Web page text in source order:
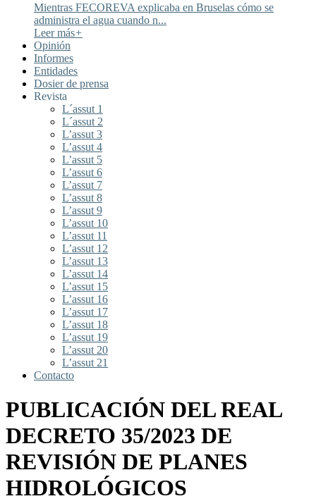
Mientras FECOREVA explicaba en Bruselas cómo se
administra el agua cuando n...
Leer más+
Opinión
Informes
Entidades
Dosier de prensa
Revista
L´assut 1
L´assut 2
L’assut 3
L’assut 4
L’assut 5
L’assut 6
L’assut 7
L’assut 8
L’assut 9
L’assut 10
L’assut 11
L’assut 12
L’assut 13
L’assut 14
L’assut 15
L’assut 16
L’assut 17
L’assut 18
L’assut 19
L’assut 20
L’assut 21
Contacto
PUBLICACIÓN DEL REAL
DECRETO 35/2023 DE
REVISIÓN DE PLANES
HIDROLÓGICOS